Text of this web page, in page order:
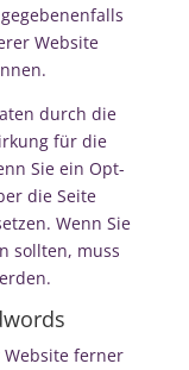
Website
durch die
für die
Sie ein Opt-
die Seite
Wenn Sie
sollten, muss
ferner